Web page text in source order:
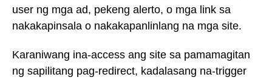
user ng mga ad, pekeng alerto, o mga link sa
nakakapinsala o nakakapanlinlang na mga site.
Karaniwang ina-access ang site sa pamamagitan
ng sapilitang pag-redirect, kadalasang na-trigger